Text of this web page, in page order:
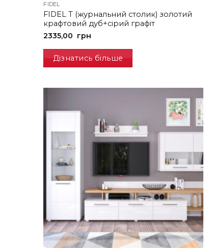
FIDEL
FIDEL T (журнальний столик) золотий
крафтовий дуб+сірий графіт
2335,00 грн
Дізнатись більше